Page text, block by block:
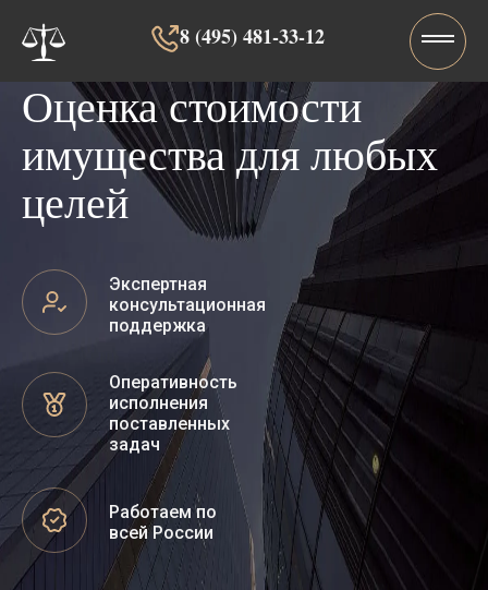
8 (495) 481-33-12‬‬
Оценка стоимости
имущества для любых
целей
Экспертная
консультационная
поддержка
Оперативность
исполнения
поставленных
задач
Работаем по
всей России